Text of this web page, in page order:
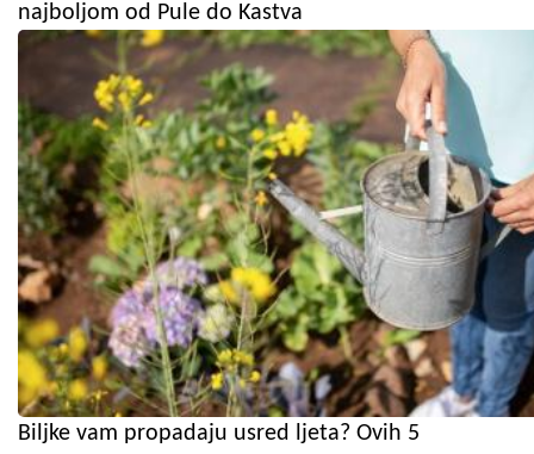
najboljom od Pule do Kastva
Biljke vam propadaju usred ljeta? Ovih 5